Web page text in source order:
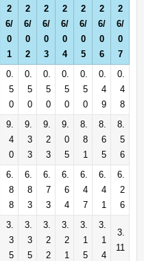
2
6/
0
1
2
6/
0
2
2
6/
0
3
2
6/
0
4
2
6/
0
5
2
6/
0
6
2
6/
0
7
0.
5
0
0.
5
0
0.
5
0
0.
5
0
0.
5
0
0.
4
9
0.
4
8
9.
4
0
9.
3
3
9.
2
3
9.
0
5
8.
8
1
8.
6
5
8.
5
6
6.
8
8
6.
8
3
6.
7
3
6.
6
4
6.
4
7
6.
4
1
6.
2
6
3.
3
5
3.
3
5
3.
2
2
3.
2
1
3.
1
5
3.
1
4
3.
11